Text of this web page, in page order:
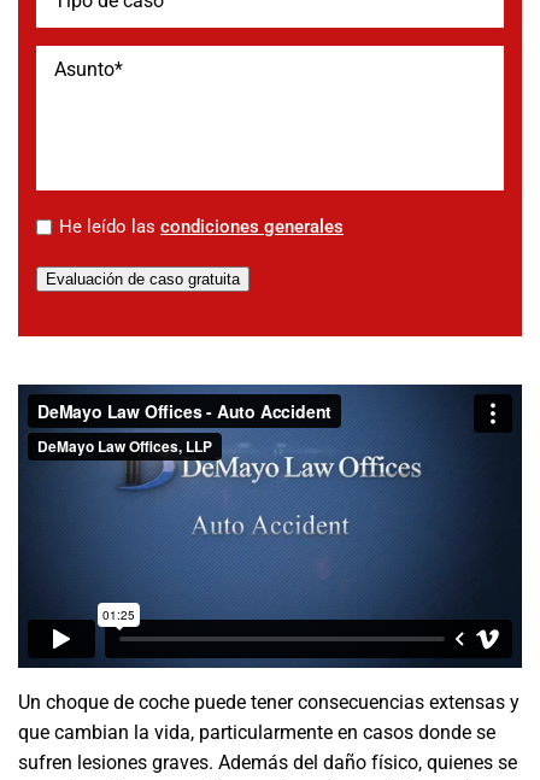
* He leído las condiciones generales
Evaluación de caso gratuita
Un choque de coche puede tener consecuencias extensas y
que cambian la vida, particularmente en casos donde se
sufren lesiones graves. Además del daño físico, quienes se